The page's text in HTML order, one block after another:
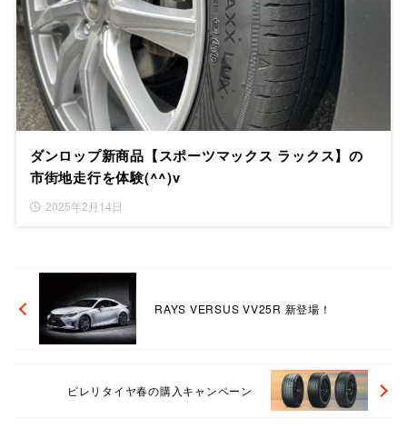
ダンロップ新商品【スポーツマックス ラックス】の
市街地走行を体験(^^)v
2025年2月14日
RAYS VERSUS VV25R 新登場！
ピレリタイヤ春の購入キャンペーン